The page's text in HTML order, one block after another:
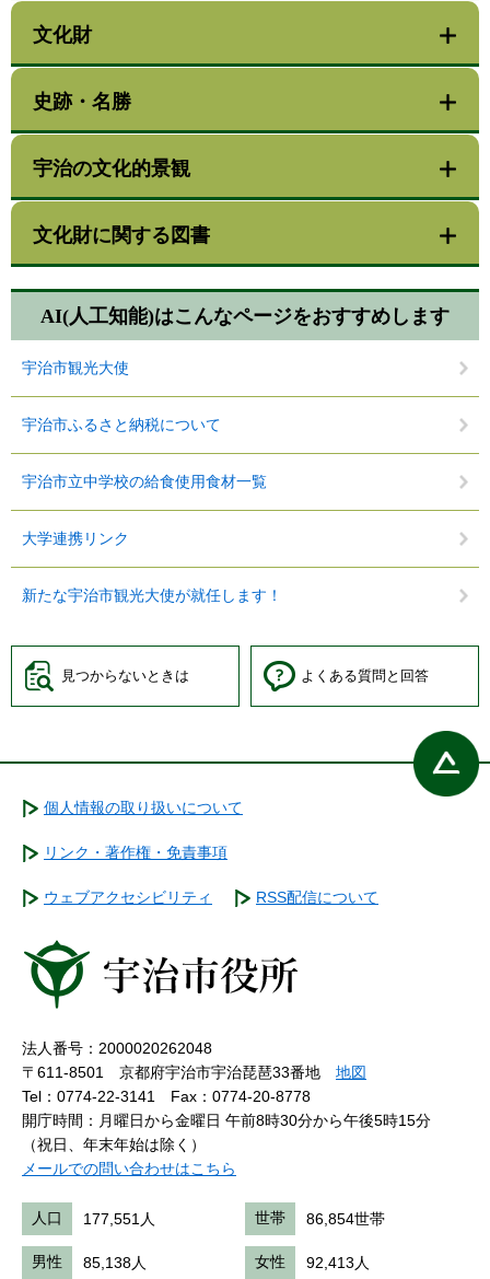
文化財
史跡・名勝
宇治の文化的景観
文化財に関する図書
AI(人工知能)はこんなページをおすすめします
宇治市観光大使
宇治市ふるさと納税について
宇治市立中学校の給食使用食材一覧
大学連携リンク
新たな宇治市観光大使が就任します！
見つからないときは よくある質問と回答
個人情報の取り扱いについて
リンク・著作権・免責事項
ウェブアクセシビリティ RSS配信について
法人番号：2000020262048
〒611-8501 京都府宇治市宇治琵琶33番地 地図
Tel：0774-22-3141
Fax：0774-20-8778
開庁時間：月曜日から金曜日 午前8時30分から午後5時15分
（祝日、年末年始は除く）
メールでの問い合わせはこちら
人口 177,551人 世帯 86,854世帯
男性 85,138人 女性 92,413人